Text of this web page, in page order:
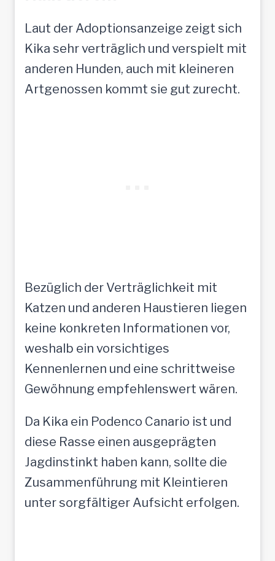
Laut der Adoptionsanzeige zeigt sich
Kika sehr verträglich und verspielt mit
anderen Hunden, auch mit kleineren
Artgenossen kommt sie gut zurecht.
Bezüglich der Verträglichkeit mit
Katzen und anderen Haustieren liegen
keine konkreten Informationen vor,
weshalb ein vorsichtiges
Kennenlernen und eine schrittweise
Gewöhnung empfehlenswert wären.
Da Kika ein Podenco Canario ist und
diese Rasse einen ausgeprägten
Jagdinstinkt haben kann, sollte die
Zusammenführung mit Kleintieren
unter sorgfältiger Aufsicht erfolgen.